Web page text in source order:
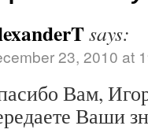
says:
23, 2010 at
Вам,
Ваши